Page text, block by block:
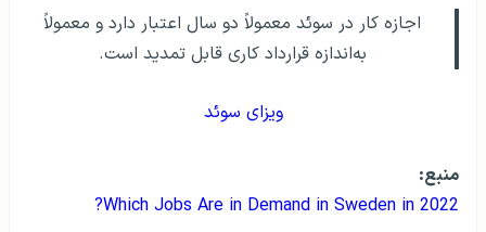
اجازه کار در سوئد معمولاً دو سال اعتبار دارد و معمولاً
به‌اندازه قرارداد کاری قابل تمدید است.
ویزای سوئد
منبع:
Which Jobs Are in Demand in Sweden in 2022?